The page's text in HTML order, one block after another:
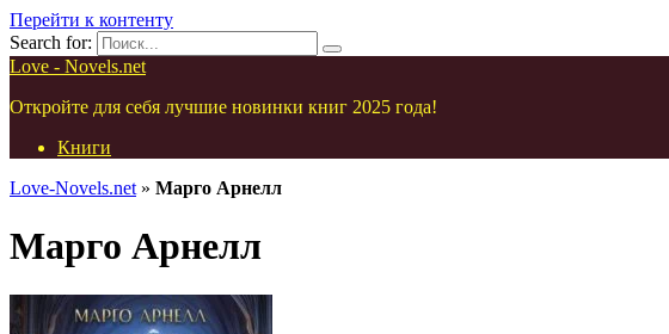
Перейти к контенту
Search for:
Love - Novels.net
Откройте для себя лучшие новинки книг 2025 года!
Книги
Love-Novels.net » Марго Арнелл
Марго Арнелл